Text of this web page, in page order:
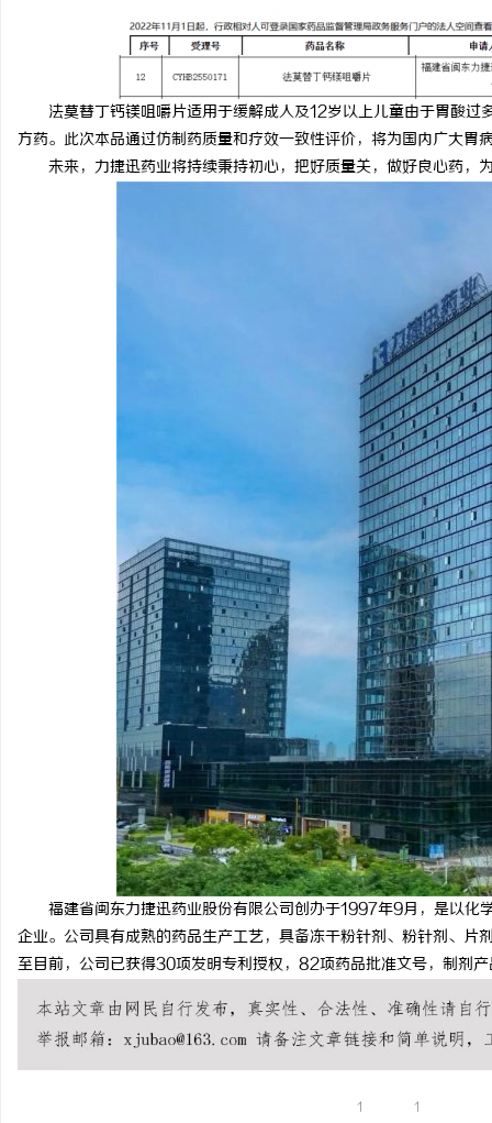
法莫替丁钙镁咀嚼片适用于缓解成人及12岁以上儿童由于胃酸过
方药。此次本品通过仿制药质量和疗效一致性评价，将为国内广大胃
未来，力捷迅药业将持续秉持初心，把好质量关，做好良心药，
福建省闽东力捷迅药业股份有限公司创办于1997年9月，是以化
企业。公司具有成熟的药品生产工艺，具备冻干粉针剂、粉针剂、
至目前，公司已获得30项发明专利授权，82项药品批准文号，制剂
1 1